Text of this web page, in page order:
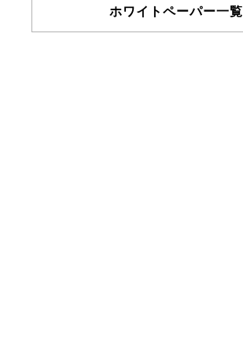
ホワイトペーパー一覧